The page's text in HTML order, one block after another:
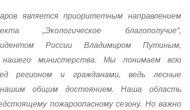
является приоритетным направлением
„Экологическое благополучие“,
России Владимиром Путиным,
нашего министерства. Мы понимаем всю
регионом и гражданами, ведь лесные
общим достоянием. Наша область
пожароопасному сезону. Но важно